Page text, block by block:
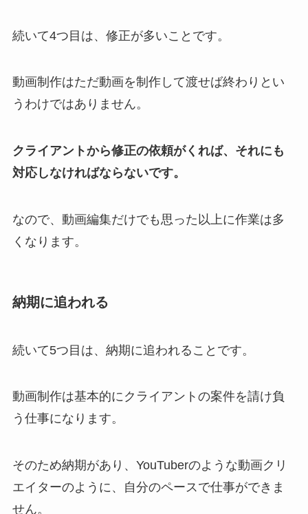
続いて4つ目は、修正が多いことです。
動画制作はただ動画を制作して渡せば終わりとい
うわけではありません。
クライアントから修正の依頼がくれば、それにも
対応しなければならないです。
なので、動画編集だけでも思った以上に作業は多
くなります。
納期に追われる
続いて5つ目は、納期に追われることです。
動画制作は基本的にクライアントの案件を請け負
う仕事になります。
そのため納期があり、YouTuberのような動画クリ
エイターのように、自分のペースで仕事ができま
せん。